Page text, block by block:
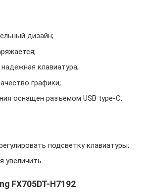
дизайн;
клавиатура;
графики;
оснащен разъемом USB type-C.
подсветку клавиатуры;
увеличить.
FX705DT-H7192